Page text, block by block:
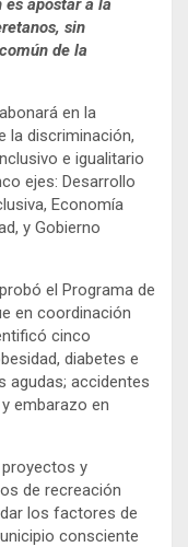
apostar a la
sin
de la
en la
la discriminación,
e igualitario
ejes: Desarrollo
Economía
y Gobierno
el Programa de
en coordinación
cinco
diabetes e
agudas; accidentes
embarazo en
y
de recreación
los factores de
consciente